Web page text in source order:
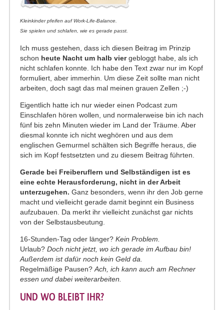
Kleinkinder pfeifen auf Work-Life-Balance.
Sie spielen und schlafen, wie es gerade passt.
Ich muss gestehen, dass ich diesen Beitrag im Prinzip
schon heute Nacht um halb viergebloggt habe, als ich
nicht schlafen konnte. Ich habe den Text zwar nur im Kopf
formuliert, aber immerhin. Um diese Zeit sollte man nicht
arbeiten, doch sagt das mal meinen grauen Zellen ;-)
Eigentlich hatte ich nur wieder einen Podcast zum
Einschlafen hören wollen, und normalerweise bin ich nach
fünf bis zehn Minuten wieder im Land der Träume. Aber
diesmal konnte ich nicht weghören und aus dem
englischen Gemurmel schälten sich Begriffe heraus, die
sich im Kopf festsetzten und zu diesem Beitrag führten.
Gerade bei Freiberuflern und Selbständigen ist es
eine echte Herausforderung, nicht in der Arbeit
unterzugehen. Ganz besonders, wenn ihr den Job gerne
macht und vielleicht gerade damit beginnt ein Business
aufzubauen. Da merkt ihr vielleicht zunächst gar nichts
von der Selbstausbeutung.
16-Stunden-Tag oder länger? Kein Problem.
Urlaub? Doch nicht jetzt, wo ich gerade im Aufbau bin!
Außerdem ist dafür noch kein Geld da.
Regelmäßige Pausen? Ach, ich kann auch am Rechner
essen und dabei weiterarbeiten.
UND WO BLEIBT IHR?